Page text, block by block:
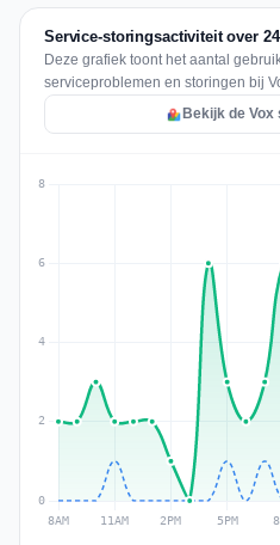
Service-storingsactiviteit over
Deze grafiek toont het aantal
serviceproblemen en storingen bij
Bekijk de